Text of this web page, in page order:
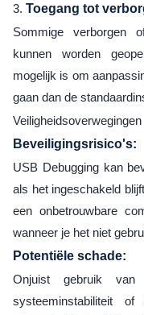
3. Toegang tot
Sommige verborgen
kunnen worden
mogelijk is om
gaan dan de
Veiligheidsoverwegingen
Beveiligingsrisico's:
USB Debugging kan
als het ingeschakeld
een onbetrouwbare
wanneer je het niet
Potentiële schade:
Onjuist gebruik
systeeminstabiliteit